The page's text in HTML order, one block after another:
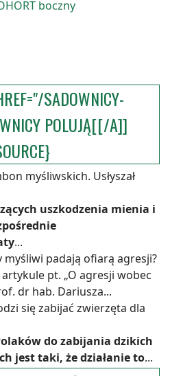
SADOWNICY-
POLUJĄ[[/A]]
myśliwskich. Usłyszał
uszkodzenia mienia i
...
myśliwi padają ofiarą agresji?
pt. „O agresji wobec
dr hab. Dariusza...
się zabijać zwierzęta dla
do zabijania dzikich
jest taki, że działanie to...